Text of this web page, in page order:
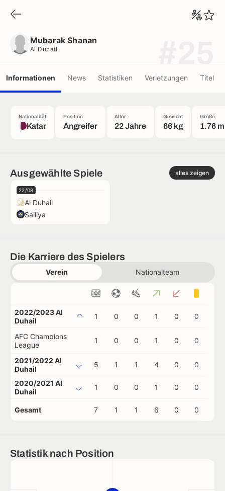
Mubarak Shanan
Al Duhail
Informationen News Statistiken Verletzungen Titel
Nationalität
Katar
Position
Angreifer
Alter
22 Jahre
Gewicht
66 kg
Größe
1.76 m
Ausgewählte Spiele alles zeigen
22/08
Al Duhail
Sailiya
Die Karriere des Spielers
Verein Nationalteam
2022/2023 Al
Duhail
1 0 0 1 0 0
AFC Champions
League
1 0 0 1 0 0
2021/2022 Al
Duhail
5 1 1 4 0 0
2020/2021 Al
Duhail
1 0 0 1 0 0
Gesamt 7 1 1 6 0 0
Statistik nach Position